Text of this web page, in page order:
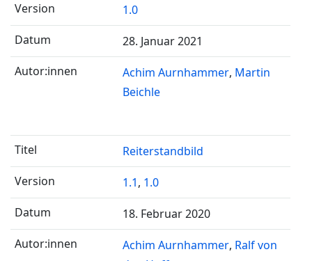
1.0
28. Januar 2021
Achim Aurnhammer Martin
Beichle
Reiterstandbild
1.1, 1.0
18. Februar 2020
Achim Aurnhammer Ralf von